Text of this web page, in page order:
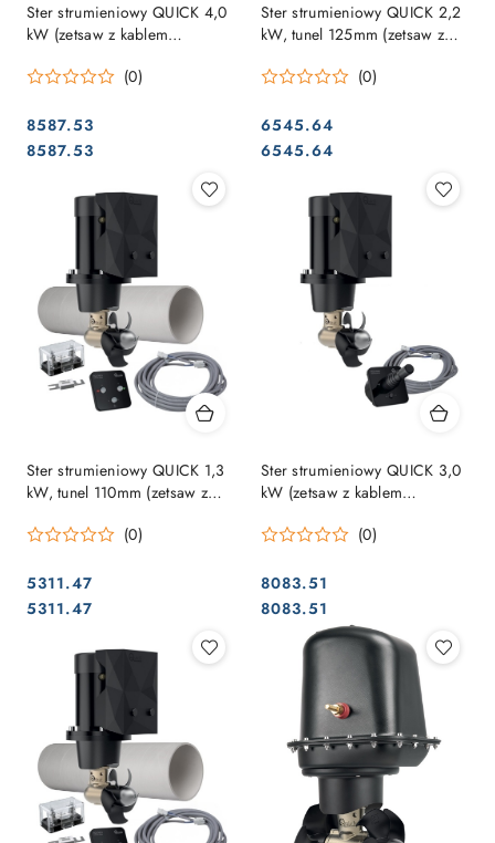
Ster strumieniowy QUICK 4,0
kW (zetsaw z kablem
(0)
Cena:
8587.53
Cena:
8587.53
Ster strumieniowy QUICK 2,2
kW, tunel 125mm (zetsaw z
bezpiecznikiem i panelem
(0)
Cena:
6545.64
Cena:
6545.64
Ster strumieniowy QUICK 1,3
kW, tunel 110mm (zetsaw z
bezpiecznikiem i panelem
(0)
Cena:
5311.47
Cena:
5311.47
Ster strumieniowy QUICK 3,0
kW (zetsaw z kablem
(0)
Cena:
8083.51
Cena:
8083.51